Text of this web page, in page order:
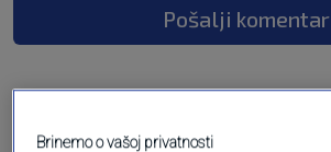
Pošalji komentar
Brinemo o vašoj privatnosti